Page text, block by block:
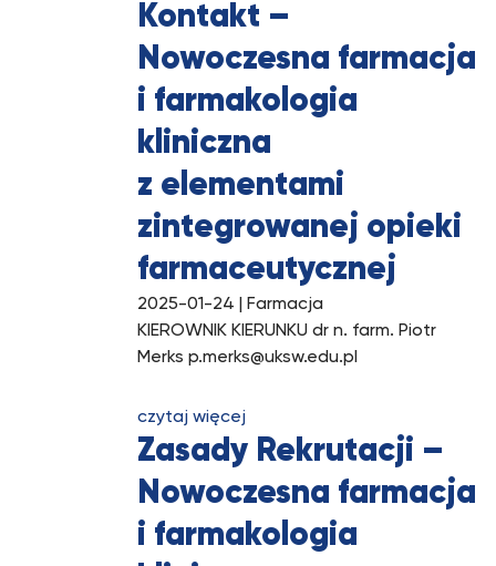
Kontakt –
Nowoczesna farmacja
i farmakologia
kliniczna
z elementami
zintegrowanej opieki
farmaceutycznej
2025-01-24 | Farmacja
KIEROWNIK KIERUNKU dr n. farm. Piotr
Merks p.merks@uksw.edu.pl
czytaj więcej
Zasady Rekrutacji –
Nowoczesna farmacja
i farmakologia